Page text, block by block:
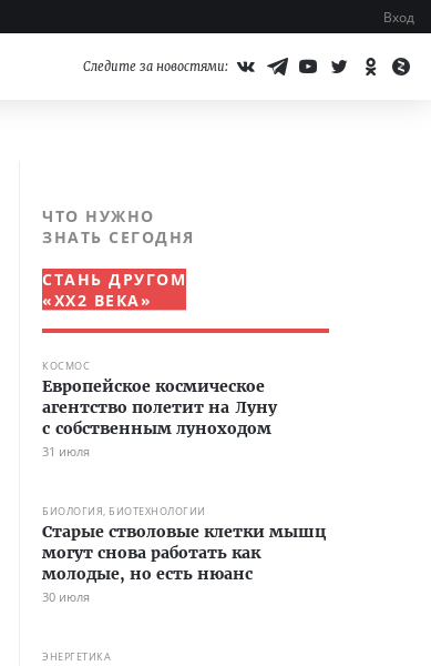
Вход
Следите за новостями:
ЧТО НУЖНО
ЗНАТЬ СЕГОДНЯ
СТАНЬ ДРУГОМ
«XX2 ВЕКА»
КОСМОС
Европейское космическое
агентство полетит на Луну
с собственным луноходом
31 июля
БИОЛОГИЯ, БИОТЕХНОЛОГИИ
Старые стволовые клетки мышц
могут снова работать как
молодые, но есть нюанс
30 июля
ЭНЕРГЕТИКА